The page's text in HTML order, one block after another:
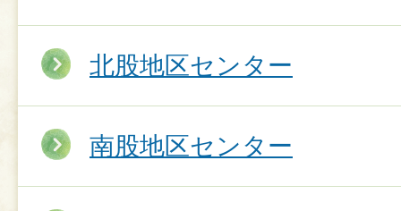
北股地区センター
南股地区センター